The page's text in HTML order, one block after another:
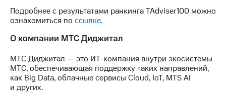
Описание
Программа
приобретения
Порядок
акций
Дивиденды
Рынок
облигаций
Подробнее с результатами ранкинга TAdviser100 можно
ознакомиться по ссылке.
О компании МТС Диджитал
МТС Диджитал — это ИТ-компания внутри экосистемы
МТС, обеспечивающая поддержку таких направлений,
как Big Data, облачные сервисы Cloud, IoT, MTS AI
и других.